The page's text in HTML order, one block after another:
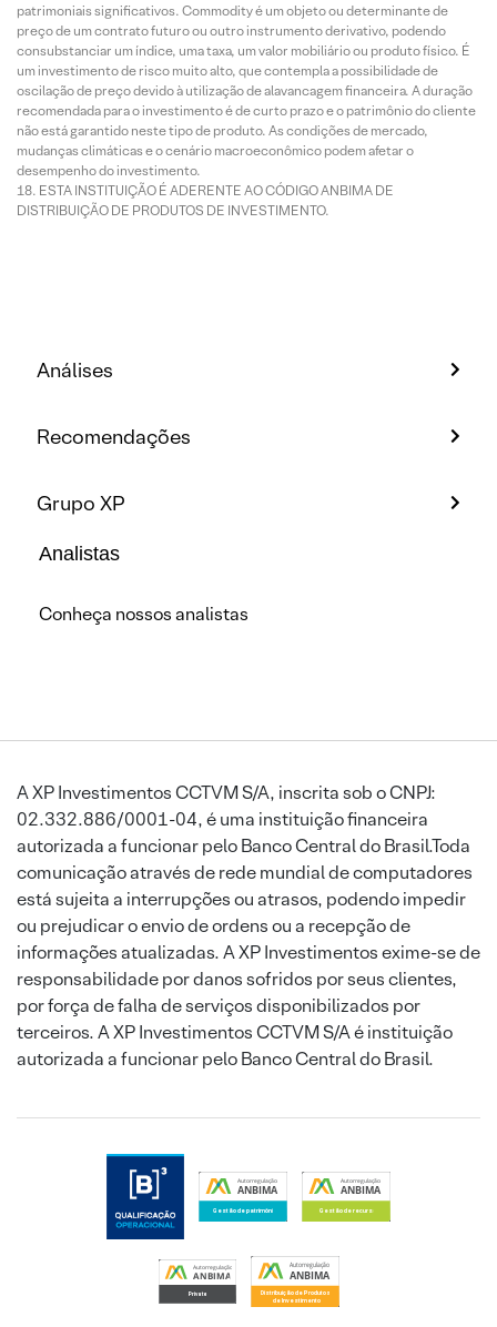
patrimoniais significativos. Commodity é um objeto ou determinante de
preço de um contrato futuro ou outro instrumento derivativo, podendo
consubstanciar um índice, uma taxa, um valor mobiliário ou produto físico. É
um investimento de risco muito alto, que contempla a possibilidade de
oscilação de preço devido à utilização de alavancagem financeira. A duração
recomendada para o investimento é de curto prazo e o patrimônio do cliente
não está garantido neste tipo de produto. As condições de mercado,
mudanças climáticas e o cenário macroeconômico podem afetar o
desempenho do investimento.
ESTA INSTITUIÇÃO É ADERENTE AO CÓDIGO ANBIMA DE
DISTRIBUIÇÃO DE PRODUTOS DE INVESTIMENTO.
Análises
Recomendações
Grupo XP
Analistas
Conheça nossos analistas
A XP Investimentos CCTVM S/A, inscrita sob o CNPJ:
02.332.886/0001-04, é uma instituição financeira
autorizada a funcionar pelo Banco Central do Brasil.Toda
comunicação através de rede mundial de computadores
está sujeita a interrupções ou atrasos, podendo impedir
ou prejudicar o envio de ordens ou a recepção de
informações atualizadas. A XP Investimentos exime-se de
responsabilidade por danos sofridos por seus clientes,
por força de falha de serviços disponibilizados por
terceiros. A XP Investimentos CCTVM S/A é instituição
autorizada a funcionar pelo Banco Central do Brasil.